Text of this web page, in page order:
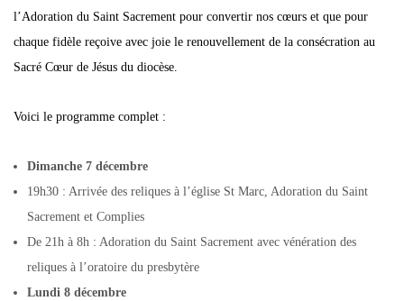
l’Adoration du Saint Sacrement pour convertir nos cœurs et que pour
chaque fidèle reçoive avec joie le renouvellement de la consécration au
Sacré Cœur de Jésus du diocèse.
Voici le programme complet :
Dimanche 7 décembre
19h30 : Arrivée des reliques à l’église St Marc, Adoration du Saint
Sacrement et Complies
De 21h à 8h : Adoration du Saint Sacrement avec vénération des
reliques à l’oratoire du presbytère
Lundi 8 décembre